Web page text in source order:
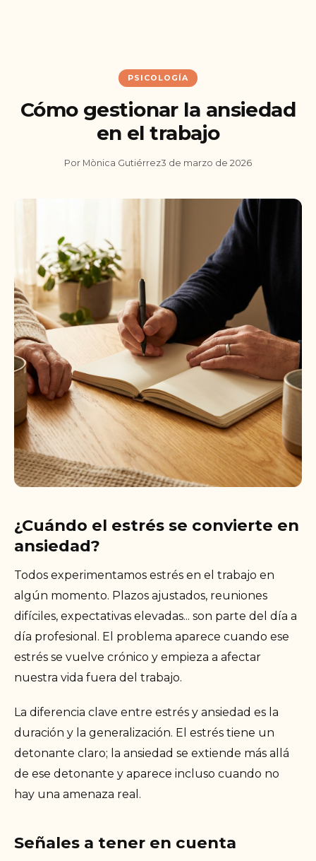
PSICOLOGÍA
Cómo gestionar la ansiedad
en el trabajo
Por Mònica Gutiérrez3 de marzo de 2026
¿Cuándo el estrés se convierte en
ansiedad?
Todos experimentamos estrés en el trabajo en
algún momento. Plazos ajustados, reuniones
difíciles, expectativas elevadas... son parte del día a
día profesional. El problema aparece cuando ese
estrés se vuelve crónico y empieza a afectar
nuestra vida fuera del trabajo.
La diferencia clave entre estrés y ansiedad es la
duración y la generalización. El estrés tiene un
detonante claro; la ansiedad se extiende más allá
de ese detonante y aparece incluso cuando no
hay una amenaza real.
Señales a tener en cuenta